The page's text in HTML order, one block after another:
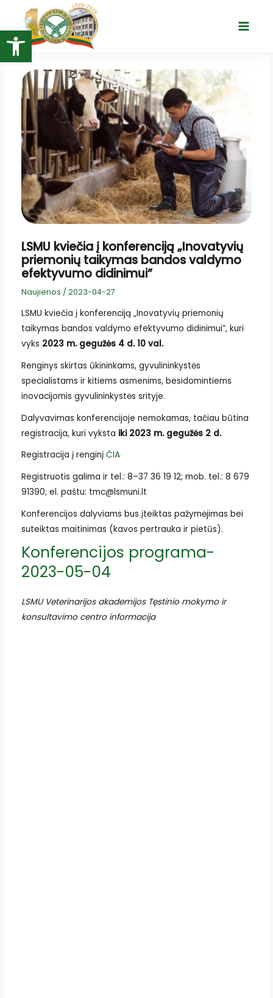
Open toolbar
turinio
Main
LSMU kviečia į konferenciją „Inovatyvių
priemonių taikymas bandos valdymo
efektyvumo didinimui”
Naujienos / 2023-04-27
LSMU kviečia į konferenciją „Inovatyvių priemonių
taikymas bandos valdymo efektyvumo didinimui”, kuri
vyks 2023 m. gegužės 4 d. 10 val.
Renginys skirtas ūkininkams, gyvulininkystės
specialistams ir kitiems asmenims, besidomintiems
inovacijomis gyvulininkystės srityje.
Dalyvavimas konferencijoje nemokamas, tačiau būtina
registracija, kuri vyksta iki 2023 m. gegužės 2 d.
Registracija į renginį ČIA
Registruotis galima ir tel.: 8–37 36 19 12; mob. tel.: 8 679
91390; el. paštu: tmc@lsmuni.lt
Konferencijos dalyviams bus įteiktas pažymėjimas bei
suteiktas maitinimas (kavos pertrauka ir pietūs).
Konferencijos programa-
2023-05-04
LSMU Veterinarijos akademijos Tęstinio mokymo ir
konsultavimo centro informacija